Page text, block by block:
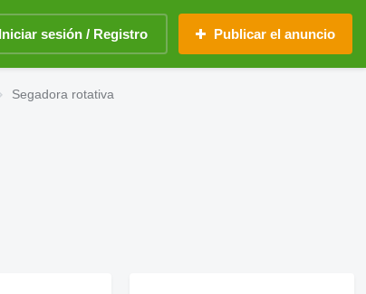
Iniciar sesión / Registro Publicar el anuncio
Segadora rotativa